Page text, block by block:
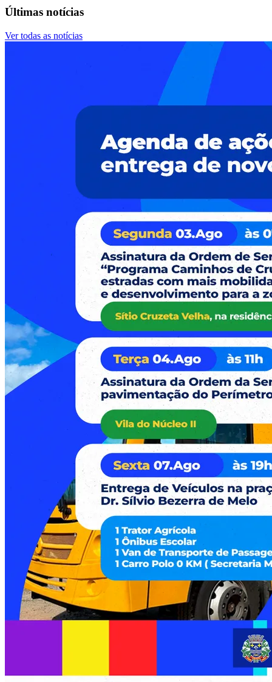
Últimas notícias
Ver todas as notícias